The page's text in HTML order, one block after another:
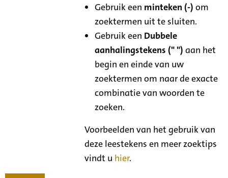
Gebruik een minteken (-) om
zoektermen uit te sluiten.
Gebruik een Dubbele
aanhalingstekens (" ") aan het
begin en einde van uw
zoektermen om naar de exacte
combinatie van woorden te
zoeken.
Voorbeelden van het gebruik van
deze leestekens en meer zoektips
vindt u hier.